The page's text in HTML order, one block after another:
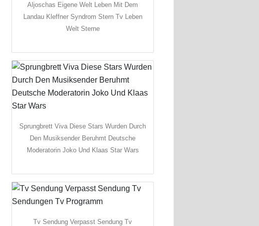
Aljoschas Eigene Welt Leben Mit Dem
Landau Kleffner Syndrom Stern Tv Leben
Welt Sterne
Sprungbrett Viva Diese Stars Wurden Durch
Den Musiksender Beruhmt Deutsche
Moderatorin Joko Und Klaas Star Wars
Tv Sendung Verpasst Sendung Tv